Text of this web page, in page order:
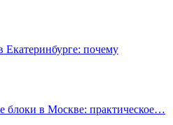
почему
блоки в Москве: практическое…